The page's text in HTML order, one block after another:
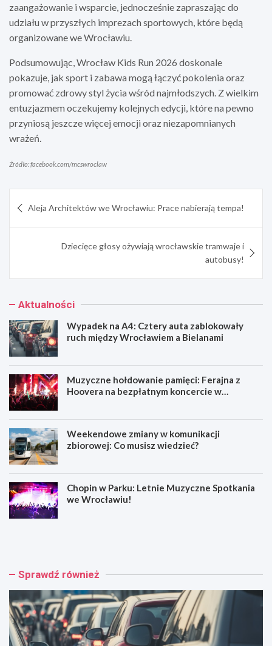
zaangażowanie i wsparcie, jednocześnie zapraszając do
udziału w przyszłych imprezach sportowych, które będą
organizowane we Wrocławiu.
Podsumowując, Wrocław Kids Run 2026 doskonale
pokazuje, jak sport i zabawa mogą łączyć pokolenia oraz
promować zdrowy styl życia wśród najmłodszych. Z wielkim
entuzjazmem oczekujemy kolejnych edycji, które na pewno
przyniosą jeszcze więcej emocji oraz niezapomnianych
wrażeń.
Źródło: facebook.com/mcswroclaw
wpisu
Aleja Architektów we Wrocławiu: Prace nabierają tempa!
Dziecięce głosy ożywiają wrocławskie tramwaje i
autobusy!
Aktualności
Wypadek na A4: Cztery auta zablokowały
ruch między Wrocławiem a Bielanami
Muzyczne hołdowanie pamięci: Ferajna z
Hoovera na bezpłatnym koncercie w
Weekendowe zmiany w komunikacji
zbiorowej: Co musisz wiedzieć?
Chopin w Parku: Letnie Muzyczne Spotkania
we Wrocławiu!
W
e
n
a
A
4
:
M
z
e
h
o
ł
d
Sprawdź również